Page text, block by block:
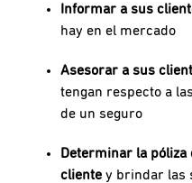
Informar a sus
hay en el mercado
Asesorar a sus
tengan respecto a
de un seguro
Determinar la póliza
clientey brindar las